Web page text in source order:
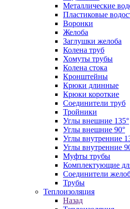
Металлические
Пластиковые
Воронки
Желоба
Заглушки желоба
Колена труб
Хомуты трубы
Колена стока
Кронштейны
Крюки длинные
Крюки короткие
Соединители труб
Тройники
Углы внешние 135°
Углы внешние 90°
Углы внутренние
Углы внутренние
Муфты трубы
Комплектующие
Соединители
Трубы
Теплоизоляция
Назад